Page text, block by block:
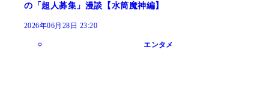
の「超人募集」漫談【水筒魔神編】
2026年06月28日 23:20
エンタメ